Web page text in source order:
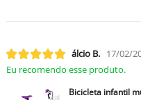
lcio B. 17/02/
Eu recomendo esse produto.
Bicicleta infantil